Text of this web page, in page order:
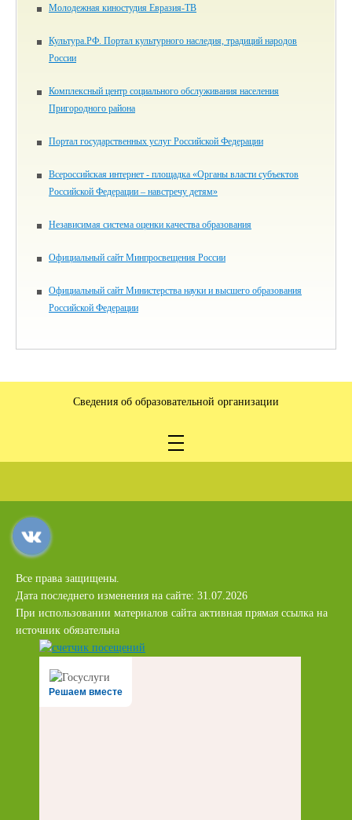
Молодежная киностудия Евразия-ТВ
Культура.РФ. Портал культурного наследия, традиций народов
России
Комплексный центр социального обслуживания населения
Пригородного района
Портал государственных услуг Российской Федерации
Всероссийская интернет - площадка «Органы власти субъектов
Российской Федерации – навстречу детям»
Независимая система оценки качества образования
Официальный сайт Минпросвещения России
Официальный сайт Министерства науки и высшего образования
Российской Федерации
Сведения об образовательной организации
Все права защищены.
Дата последнего изменения на сайте: 31.07.2026
При использовании материалов сайта активная прямая ссылка на
источник обязательна
Решаем вместе